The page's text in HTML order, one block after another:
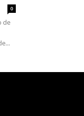
0
de